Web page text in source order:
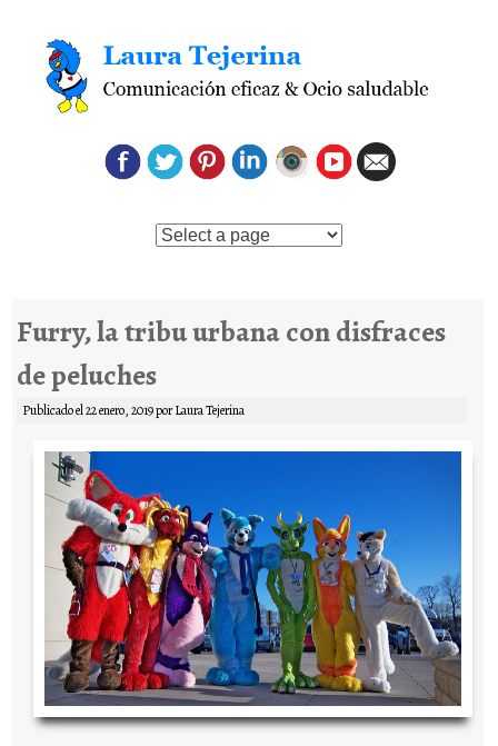
Saltar al contenido
Furry, la tribu urbana con disfraces
de peluches
Publicado el22 enero, 2019porLaura Tejerina